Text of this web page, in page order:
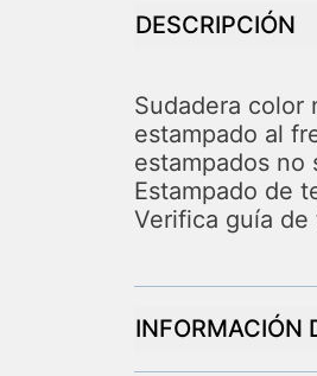
DESCRIPCIÓN
Sudadera color
estampado al
estampados no
Estampado de
Verifica guía de
INFORMACIÓN